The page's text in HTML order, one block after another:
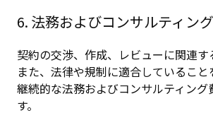
6. 法務およびコンサルティン
契約の交渉、作成、レビューに関連す
また、法律や規制に適合しているこ
継続的な法務およびコンサルティング
す。